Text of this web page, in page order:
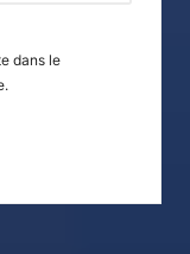
dans le